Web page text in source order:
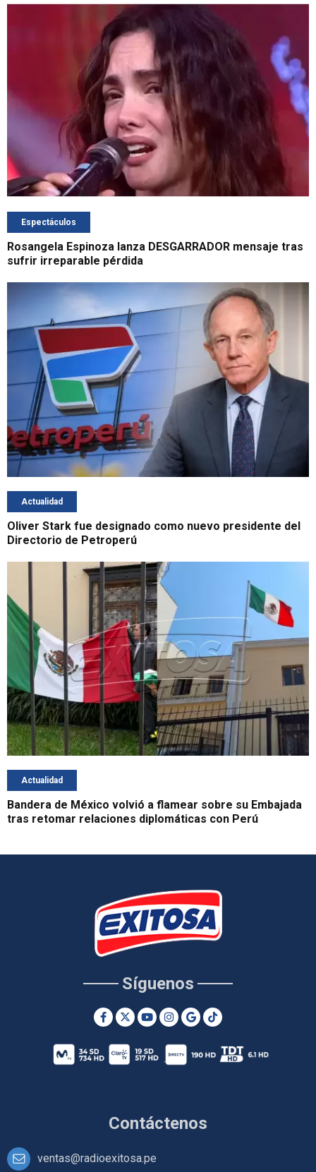
Espectáculos
Rosangela Espinoza lanza DESGARRADOR mensaje tras
sufrir irreparable pérdida
Actualidad
Oliver Stark fue designado como nuevo presidente del
Directorio de Petroperú
Actualidad
Bandera de México volvió a flamear sobre su Embajada
tras retomar relaciones diplomáticas con Perú
Contáctenos
ventas@radioexitosa.pe
Síguenos